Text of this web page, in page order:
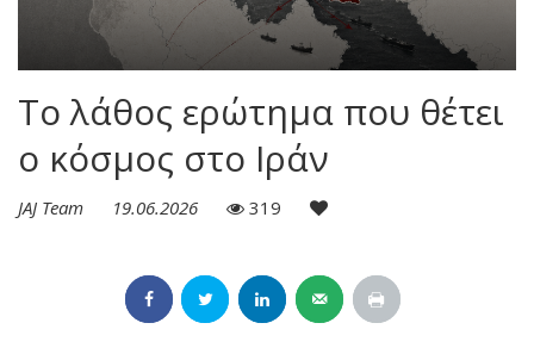
Το λάθος ερώτημα που θέτει
ο κόσμος στο Ιράν
JAJ Team 19.06.2026 319